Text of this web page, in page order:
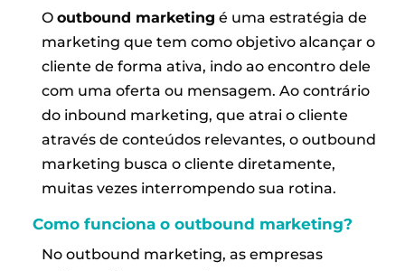
Ooutbound marketing é uma estratégia de
marketing que tem como objetivo alcançar o
cliente de forma ativa, indo ao encontro dele
com uma oferta ou mensagem. Ao contrário
do inbound marketing, que atrai o cliente
através de conteúdos relevantes, o outbound
marketing busca o cliente diretamente,
muitas vezes interrompendo sua rotina.
Como funciona o outbound marketing?
No outbound marketing, as empresas